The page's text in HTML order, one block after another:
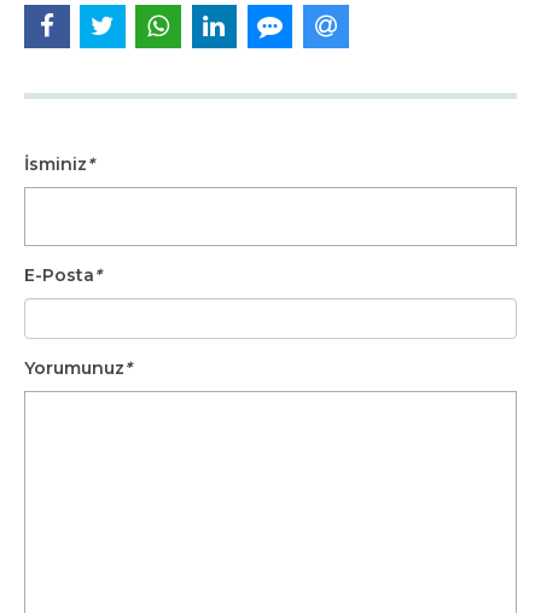
İsminiz*
E-Posta*
Yorumunuz*